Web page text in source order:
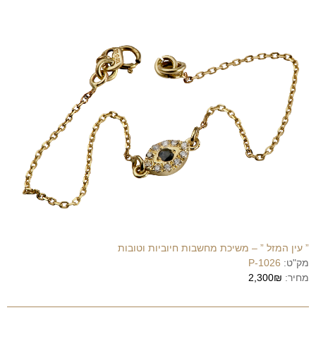
” עין המזל ” – משיכת מחשבות חיוביות וטובות
מק"ט: P-1026
מחיר: 2,300₪